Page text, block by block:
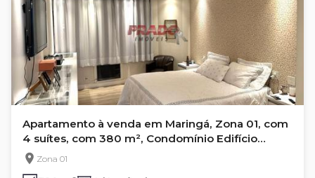
Apartamento à venda em Maringá, Zona 01, com
4 suítes, com 380 m², Condomínio Edifício
GreenVille
Zona 01